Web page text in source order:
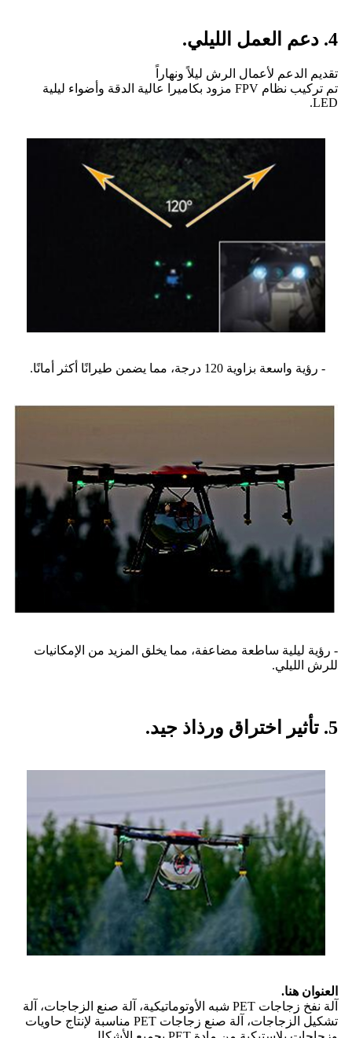
4. دعم العمل الليلي.
تقديم الدعم لأعمال الرش ليلاً ونهاراً
تم تركيب نظام FPV مزود بكاميرا عالية الدقة وأضواء ليلية
LED.
- رؤية واسعة بزاوية 120 درجة، مما يضمن طيرانًا أكثر أمانًا.
- رؤية ليلية ساطعة مضاعفة، مما يخلق المزيد من الإمكانيات
للرش الليلي.
5. تأثير اختراق ورذاذ جيد.
العنوان هنا.
آلة نفخ زجاجات PET شبه الأوتوماتيكية، آلة صنع الزجاجات، آلة
تشكيل الزجاجات، آلة صنع زجاجات PET مناسبة لإنتاج حاويات